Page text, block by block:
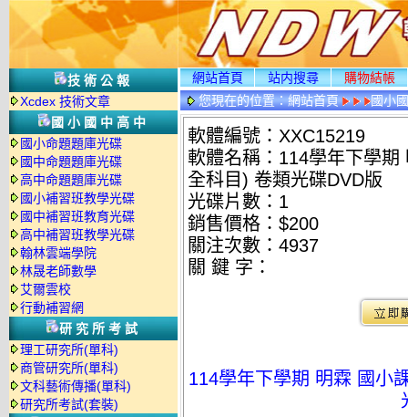
技術公報
Xcdex 技術文章
國小國中高中
國小命題題庫光碟
國中命題題庫光碟
高中命題題庫光碟
國小補習班教學光碟
國中補習班教育光碟
高中補習班教學光碟
翰林雲端學院
林晟老師數學
艾爾雲校
行動補習網
研究所考試
理工研究所(單科)
商管研究所(單科)
文科藝術傳播(單科)
研究所考試(套裝)
網站首頁 站内搜尋
購物結帳
您現在的位置：網站首頁 國小
軟體編號：XXC15219
軟體名稱：114學年下學
全科目) 卷類光碟DVD版
光碟片數：1
銷售價格：$200
關注次數： 4937
關 鍵 字：
114學年下學期 明霖 國小